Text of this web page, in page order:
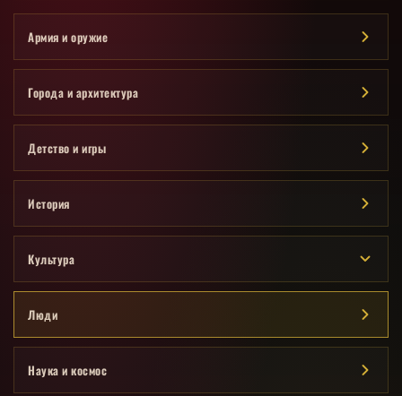
Армия и оружие
Города и архитектура
Детство и игры
История
Культура
Люди
Наука и космос